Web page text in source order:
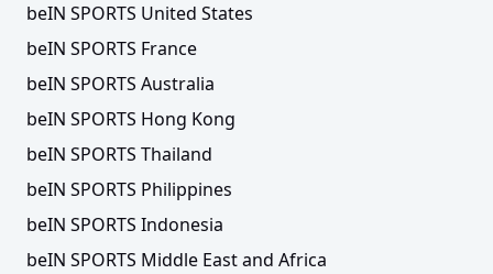
beIN SPORTS United States
beIN SPORTS France
beIN SPORTS Australia
beIN SPORTS Hong Kong
beIN SPORTS Thailand
beIN SPORTS Philippines
beIN SPORTS Indonesia
beIN SPORTS Middle East and Africa